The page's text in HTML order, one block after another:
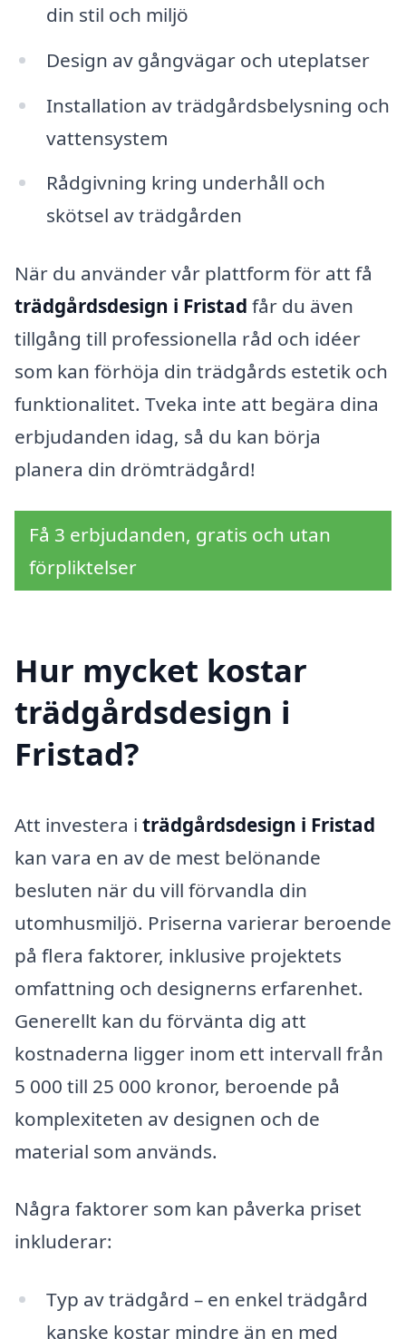
din stil och miljö
Design av gångvägar och uteplatser
Installation av trädgårdsbelysning och
vattensystem
Rådgivning kring underhåll och
skötsel av trädgården
När du använder vår plattform för att få
trädgårdsdesign i Fristad får du även
tillgång till professionella råd och idéer
som kan förhöja din trädgårds estetik och
funktionalitet. Tveka inte att begära dina
erbjudanden idag, så du kan börja
planera din drömträdgård!
Få 3 erbjudanden, gratis och utan
förpliktelser
Hur mycket kostar
trädgårdsdesign i
Fristad?
Att investera i trädgårdsdesign i Fristad
kan vara en av de mest belönande
besluten när du vill förvandla din
utomhusmiljö. Priserna varierar beroende
på flera faktorer, inklusive projektets
omfattning och designerns erfarenhet.
Generellt kan du förvänta dig att
kostnaderna ligger inom ett intervall från
5 000 till 25 000 kronor, beroende på
komplexiteten av designen och de
material som används.
Några faktorer som kan påverka priset
inkluderar:
Typ av trädgård – en enkel trädgård
kanske kostar mindre än en med